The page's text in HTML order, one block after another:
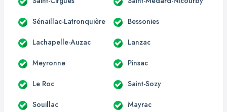
Sénaillac-Latronquière Bessonies
Lachapelle-Auzac Lanzac
Meyronne Pinsac
Le Roc Saint-Sozy
Souillac Mayrac